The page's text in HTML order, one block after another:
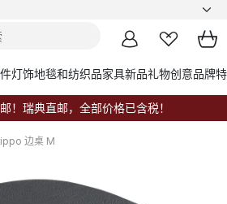
灯饰地毯和纺织品家具新品礼物创意品牌
！瑞典直邮，全部价格已含税！
边桌 M